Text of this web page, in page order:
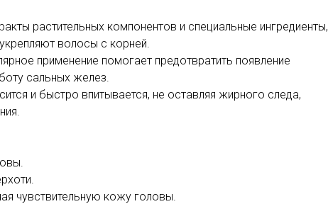
растительных компонентов и специальные ингредиенты,
волосы с корней.
применение помогает предотвратить появление
сальных желез.
и быстро впитывается, не оставляя жирного следа,
чувствительную кожу головы.